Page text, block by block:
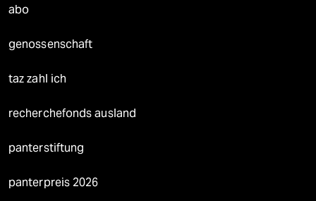
abo
genossenschaft
taz zahl ich
recherchefonds ausland
panterstiftung
panterpreis 2026